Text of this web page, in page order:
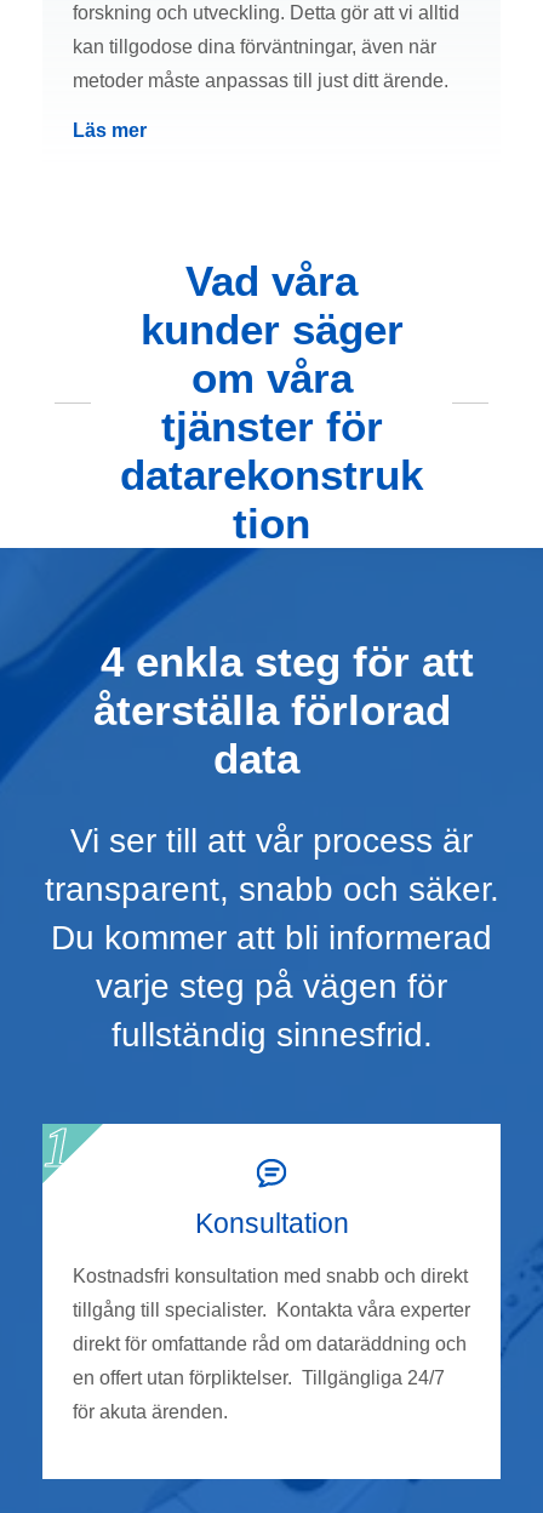
forskning och utveckling. Detta gör att vi alltid
kan tillgodose dina förväntningar, även när
metoder måste anpassas till just ditt ärende.
Läs mer
Vad våra
kunder säger
om våra
tjänster för
datarekonstruk
tion
4 enkla steg för att
återställa förlorad
data
Vi ser till att vår process är
transparent, snabb och säker.
Du kommer att bli informerad
varje steg på vägen för
fullständig sinnesfrid.
Konsultation
Kostnadsfri konsultation med snabb och direkt
tillgång till specialister. Kontakta våra experter
direkt för omfattande råd om dataräddning och
en offert utan förpliktelser. Tillgängliga 24/7
för akuta ärenden.